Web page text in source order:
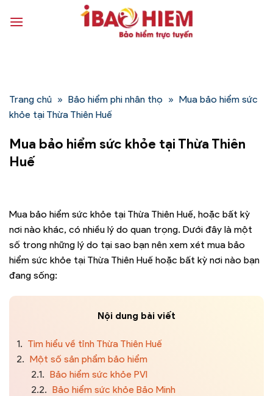
qua
Trang chủ » Bảo hiểm phi nhân thọ » Mua bảo hiểm sức
khỏe tại Thừa Thiên Huế
Mua bảo hiểm sức khỏe tại Thừa Thiên
Huế
Mua bảo hiểm sức khỏe tại Thừa Thiên Huế, hoặc bất kỳ
nơi nào khác, có nhiều lý do quan trọng. Dưới đây là một
số trong những lý do tại sao bạn nên xem xét mua bảo
hiểm sức khỏe tại Thừa Thiên Huế hoặc bất kỳ nơi nào bạn
đang sống:
Nội dung bài viết
1. Tìm hiểu về tỉnh Thừa Thiên Huế
2. Một số sản phẩm bảo hiểm
2.1. Bảo hiểm sức khỏe PVI
2.2. Bảo hiểm sức khỏe Bảo Minh